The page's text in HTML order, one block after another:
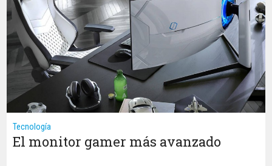
Tecnología
El monitor gamer más avanzado